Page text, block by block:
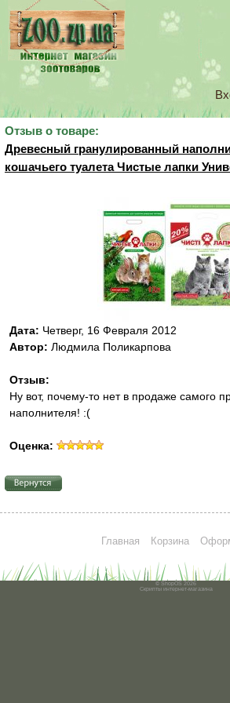
Отзыв о товаре:
Древесный гранулированный
кошачьего туалета Чистые лапки
Дата: Четверг, 16 Февраля 2012
Автор: Людмила Поликарпова
Отзыв:
Ну вот, почему-то нет в продаже самого
наполнителя! :(
Оценка:
Главная Корзина
© ShopOS 2026
Скрипты интернет-магазина